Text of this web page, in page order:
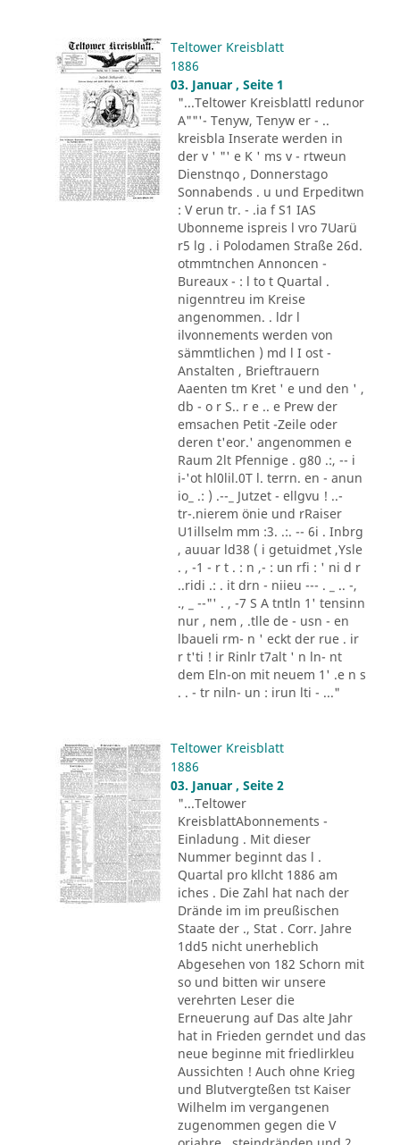
Teltower Kreisblatt
1886
03. Januar , Seite 1
"...Teltower Kreisblattl redunor
A""'- Tenyw, Tenyw er - ..
kreisbla Inserate werden in
der v ' "' e K ' ms v - rtweun
Dienstnqo , Donnerstago
Sonnabends . u und Erpeditwn
: V erun tr. - .ia f S1 IAS
Ubonneme ispreis l vro 7Uarü
r5 lg . i Polodamen Straße 26d.
otmmtnchen Annoncen -
Bureaux - : l to t Quartal .
nigenntreu im Kreise
angenommen. . ldr l
ilvonnements werden von
sämmtlichen ) md l I ost -
Anstalten , Brieftrauern
Aaenten tm Kret ' e und den ' ,
db - o r S.. r e .. e Prew der
emsachen Petit -Zeile oder
deren t'eor.' angenommen e
Raum 2lt Pfennige . g80 .:, -- i
i-'ot hl0lil.0T l. terrn. en - anun
io_ .: ) .--_ Jutzet - ellgvu ! ..-
tr-.nierem önie und rRaiser
U1illselm mm :3. .:. -- 6i . Inbrg
, auuar ld38 ( i getuidmet ,Ysle
. , -1 - r t . : n ,- : un rfi : ' ni d r
..ridi .: . it drn - niieu --- . _ .. -,
., _ --"' . , -7 S A tntln 1' tensinn
nur , nem , .tlle de - usn - en
lbaueli rm- n ' eckt der rue . ir
r t'ti ! ir Rinlr t7alt ' n ln- nt
dem Eln-on mit neuem 1' .e n s
. . - tr niln- un : irun lti - ..."
Teltower Kreisblatt
1886
03. Januar , Seite 2
"...Teltower
KreisblattAbonnements -
Einladung . Mit dieser
Nummer beginnt das l .
Quartal pro kllcht 1886 am
iches . Die Zahl hat nach der
Drände im im preußischen
Staate der ., Stat . Corr. Jahre
1dd5 nicht unerheblich
Abgesehen von 182 Schorn mit
so und bitten wir unsere
verehrten Leser die
Erneuerung auf Das alte Jahr
hat in Frieden gerndet und das
neue beginne mit friedlirkleu
Aussichten ! Auch ohne Krieg
und Blutvergteßen tst Kaiser
Wilhelm im vergangenen
zugenommen gegen die V